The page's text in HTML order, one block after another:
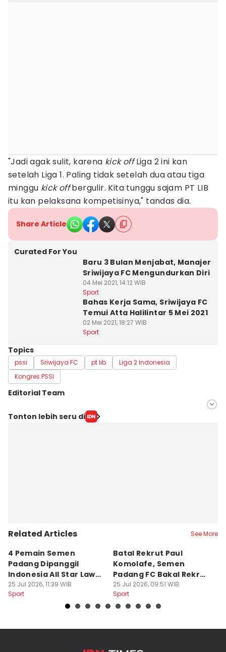
"Jadi agak sulit, karena kick offLiga 2 ini kan
setelah Liga 1. Paling tidak setelah dua atau tiga
minggu kick offbergulir. Kita tunggu sajam PT LIB
itu kan pelaksana kompetisinya," tandas dia.
Share Article
Curated For You
Baru 3 Bulan Menjabat, Manajer
Sriwijaya FC Mengundurkan Diri
04 Mei 2021, 14:12 WIB
Sport
Bahas Kerja Sama, Sriwijaya FC
Temui Atta Halilintar 5 Mei 2021
02 Mei 2021, 18:27 WIB
Sport
Topics
pssi Sriwijaya FC pt lib
Liga 2 Indonesia
Kongres PSSI
Editorial Team
Editor
Tonton lebih seru di
Related Articles See More
4 Pemain Semen
Padang Dipanggil
Indonesia All Star Lawan
Aston Villa
25 Jul 2026, 11:39 WIB
Sport
Batal Rekrut Paul
Komolafe, Semen
Padang FC Bakal Rekrut
Striker Baru
25 Jul 2026, 09:51 WIB
Sport